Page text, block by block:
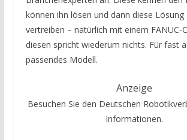
können ihn lösen und dann diese Lösung
vertreiben – natürlich mit einem FANUC-
diesen spricht wiederum nichts. Für fast
passendes Modell.
Anzeige
Besuchen Sie den Deutschen
Informationen.